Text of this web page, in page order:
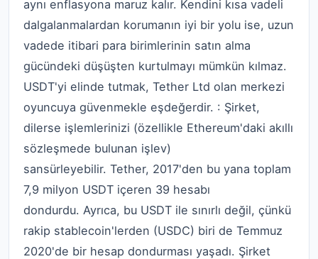
aynı enflasyona maruz kalır. Kendini kısa vadeli
dalgalanmalardan korumanın iyi bir yolu ise, uzun
vadede itibari para birimlerinin satın alma
gücündeki düşüşten kurtulmayı mümkün kılmaz.
USDT'yi elinde tutmak, Tether Ltd olan merkezi
oyuncuya güvenmekle eşdeğerdir. : Şirket,
dilerse işlemlerinizi (özellikle Ethereum'daki akıllı
sözleşmede bulunan işlev)
sansürleyebilir. Tether, 2017'den bu yana toplam
7,9 milyon USDT içeren 39 hesabı
dondurdu. Ayrıca, bu USDT ile sınırlı değil, çünkü
rakip stablecoin'lerden (USDC) biri de Temmuz
2020'de bir hesap dondurması yaşadı. Şirket